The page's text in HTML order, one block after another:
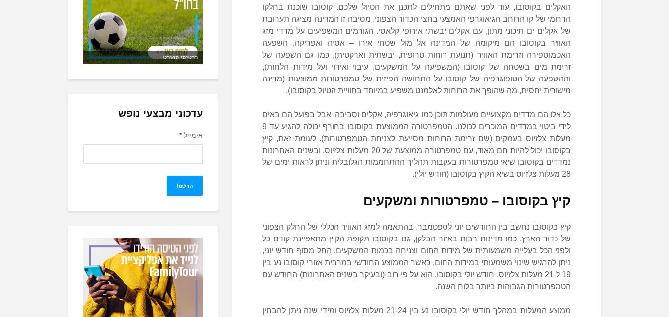
האקלים בקוסובו, עוד לפני שאתם מתחילים לתכנן את הטיול שלכם. קוסובו שוכנת בחלקו
הדרומי של קו הרוחב הגיאוגרפי האמצעי בחצי הכדור הצפוני. מסיבה זו המדינה מציגה תערובת
של אקלים ים תיכוני מתון, עם אקלים יבשתי אירופי קלאסי. הגורמים המשפיעים על מדדי מזג
האוויר בקוסובו הם מיקומה של המדינה אל מול שטחי אירו – אסיה ואפריקה, השפעה
האטמוספירה וזרימת האוויר (תנועת רוחות טרופית, יבשתית וארקטית), כמו גם השפעה של
זרימת מים בשטחה של קוסובו (המשפיעה על המשקעים, עיבוי ואידוי ועל מידות הלחות),
וההשפעה של הטופוגרפיה של קוסובו על התחושה הפיזית של טמפרטורות ממוצעות (מדינה
מישורית יחסית, מה שהופך את הרוחות לאלמנט משפיע במיוחד בחוויית הטיול בקוסובו).
כל אלו הם מדדים מקצועיים מעולמות תוכן כמו גיאוגרפיה, אקלים וסביבה. אבל בפועל הם באים
לידי ביטוי במדדים המוכרים לכולנו. הטמפרטורה הממוצעת בקוסובו בחורף יכולה להגיע עד 9
מעלות צלזיוס בעמקים (שם זרימת הרוחות מסייעת לצניחת הטמפרטורות). לעומת זאת, קיץ
בקוסובו יכול להיות חם מאוד, עם טמפרטורה ממוצעת של 20 מעלות צלזיוס, ובשנים האחרונות
נמדדים בקוסובו שיאי טמפרטורות בעקבות תהליך ההתחממות הגלובלית וניתן לראות ימים של
28 מעלות צלזיוס בשיא הקיץ בקוסובו (חודש יולי).
קיץ בקוסובו – טמפרטורות ומשקעים
קיץ בקוסובו נחשב בין החודשים יוני לספטמבר, בהתאמה למזג האוויר הכללי של החלק הצפוני
של כדור הארץ. כמו מדינות רבות באזור הבלקן, גם בקוסובו תקופת הקיץ מתאפיינת קודם כל
ולפני הכל בעלייה משמעותית של מידות החום וצניחה בכמות המשקעים. החל מסוף חודש יוני,
ניתן להרגיש שינוי משמעותי במידות החום, כאשר הממוצע החודשי במרבית אזורי קוסובו נע בין
19 ל 21 מעלות צלזיוס. חודש יולי בקוסובו, הוא על פי רוב (ובעיקר בשנים האחרונות) החודש עם
הטמפרטורות הגבוהות ביותר בלוח השנה.
ממוצע המעלות במהלך חודש יולי בקוסובו נע בין 21-24 מעלות צלזיוס ומידי שנה ניתן להבחין
כרטיסי ספורט
עדכוני מבצעי נופש
אימייל*